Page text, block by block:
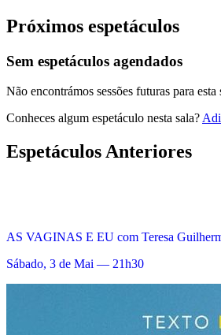
Próximos espetáculos
Sem espetáculos agendados
Não encontrámos sessões futuras para esta
Conheces algum espetáculo nesta sala?
Espetáculos Anteriores
AS VAGINAS E EU com Teresa
Sábado, 3 de Mai — 21h30